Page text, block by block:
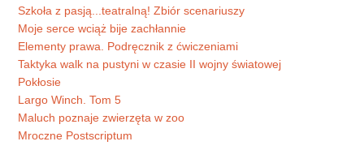
Szkoła z pasją...teatralną! Zbiór scenariuszy
Moje serce wciąż bije zachłannie
Elementy prawa. Podręcznik z ćwiczeniami
Taktyka walk na pustyni w czasie II wojny światowej
Pokłosie
Largo Winch. Tom 5
Maluch poznaje zwierzęta w zoo
Mroczne Postscriptum